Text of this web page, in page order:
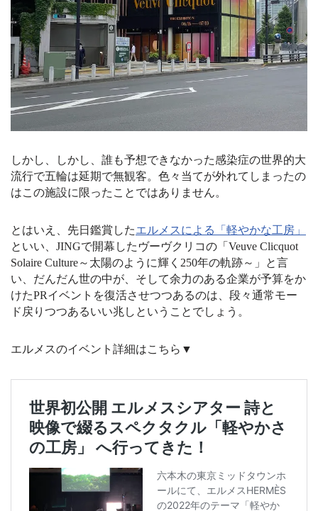
しかし、しかし、誰も予想できなかった感染症の世界的大
流行で五輪は延期で無観客。色々当てが外れてしまったの
はこの施設に限ったことではありません。
とはいえ、先日鑑賞したエルメスによる「軽やかな工房」
といい、JINGで開幕したヴーヴクリコの「Veuve Clicquot
Solaire Culture～太陽のように輝く250年の軌跡～」と言
い、だんだん世の中が、そして余力のある企業が予算をか
けたPRイベントを復活させつつあるのは、段々通常モー
ド戻りつつあるいい兆しということでしょう。
エルメスのイベント詳細はこちら▼